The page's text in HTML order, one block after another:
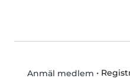
Anmäl medlem •